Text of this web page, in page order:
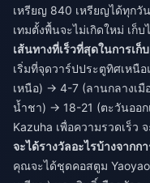
เหรียญ 840 เหรียญได้ทุกวั
เทมตั้งพื้นจะไม่เกิดใหม่ เก็บ
เส้นทางที่เร็วที่สุดในการเ
เริ่มที่จุดวาร์ปประตูทิศเหนื
เหนือ) → 4-7 (ลานกลางเ
น้ำชา) → 18-21 (ตะวันออก
Kazuha เพื่อความรวดเร็ว
จะได้รางวัลอะไรบ้างจาก
คุณจะได้ชุดคอสตูม